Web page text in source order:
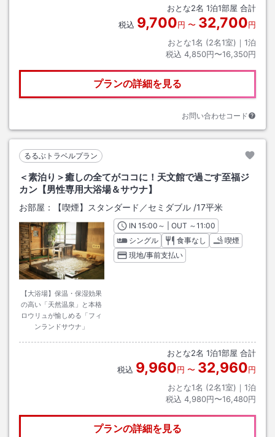
おとな2名 1泊1部屋 合計
税込 9,700円 〜 32,700円
おとな1名 (2名1室)｜ 1泊
税込 4,850円〜16,350円
プランの詳細を見る
お問い合わせコード
るるぶトラベルプラン
＜素泊り＞癒しの全てがココに！天文館で過ごす至福ジ
カン【男性専用大浴場＆サウナ】
お部屋： 【喫煙】スタンダード／セミダブル /17平米
【大浴場】保温・保湿効果
の高い「天然温泉」と本格
ロウリュが愉しめる「フィ
ンランドサウナ」
INチェックイン
15:00 ～ | OUT チェックアウト
～11:00
シングル
食事なし
喫煙
現地/事前支払い
おとな2名 1泊1部屋 合計
税込 9,960円 〜 32,960円
おとな1名 (2名1室)｜ 1泊
税込 4,980円〜16,480円
プランの詳細を見る